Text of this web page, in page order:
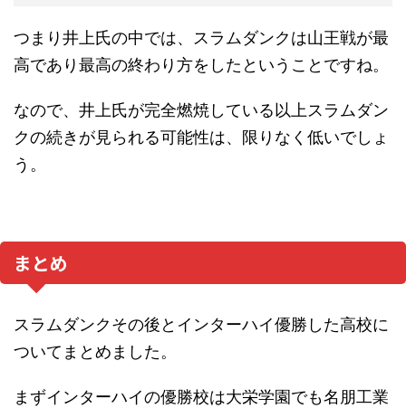
つまり井上氏の中では、スラムダンクは山王戦が最
高であり最高の終わり方をしたということですね。
なので、井上氏が完全燃焼している以上スラムダン
クの続きが見られる可能性は、限りなく低いでしょ
う。
まとめ
スラムダンクその後とインターハイ優勝した高校に
ついてまとめました。
まずインターハイの優勝校は大栄学園でも名朋工業